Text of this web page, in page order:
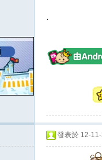
.
發表於 12-